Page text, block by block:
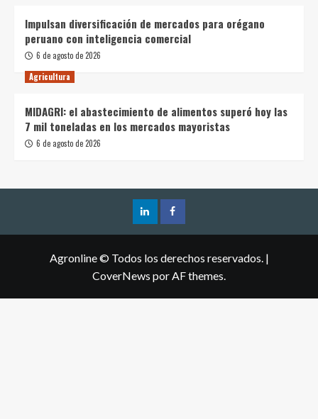
Impulsan diversificación de mercados para orégano
peruano con inteligencia comercial
6 de agosto de 2026
Agricultura
MIDAGRI: el abastecimiento de alimentos superó hoy las
7 mil toneladas en los mercados mayoristas
6 de agosto de 2026
Agronline © Todos los derechos reservados. |
CoverNews por AF themes.